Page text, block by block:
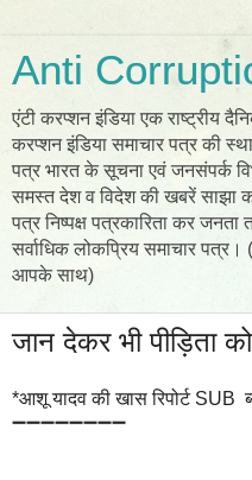
Anti
एंटी करप्शन इंडिया एक राष्ट्रीय
करप्शन इंडिया समाचार पत्र की
पत्र भारत के सूचना एवं जनसंपर्क
समस्त देश व विदेश की खबरें साझा
पत्र निष्पक्ष पत्रकारिता कर
सर्वाधिक लोकप्रिय समाचार
आपके साथ)
जान देकर भी पीड़िता
*आशू यादव की खास रिपोर्ट SUB
➖➖➖➖➖➖➖➖